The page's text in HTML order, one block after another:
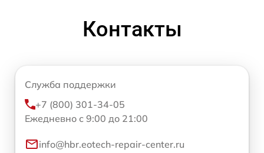
Контакты
Служба поддержки
+7 (800) 301-34-05
Ежедневно с 9:00 до 21:00
info@hbr.eotech-repair-center.ru